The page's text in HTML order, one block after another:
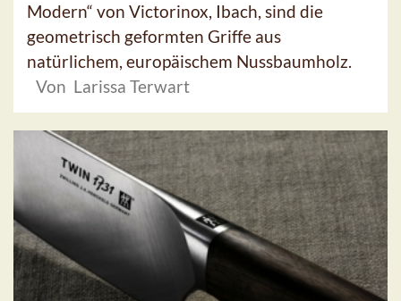
Modern“ von Victorinox, Ibach, sind die
geometrisch geformten Griffe aus
natürlichem, europäischem Nussbaumholz.
Von Larissa Terwart